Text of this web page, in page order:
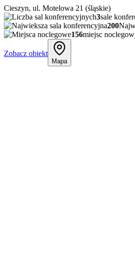
Cieszyn, ul. Motelowa 21 (śląskie)
3sale
200
156miejsc
Zobacz obiekt
Mapa